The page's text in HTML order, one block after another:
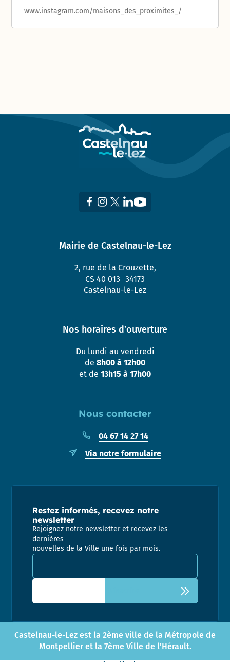
www.instagram.com/maisons_des_proximites_/
Nous contacter
04 67 14 27 14
Via notre formulaire
Mairie de Castelnau-le-Lez
2, rue de la Crouzette,
CS 40 013 34173
Castelnau-le-Lez
Nos horaires d’ouverture
Du lundi au vendredi
de 8h00 à 12h00
et de 13h15 à 17h00
Restez informés, recevez notre
newsletter
Rejoignez notre newsletter et recevez les
dernières
nouvelles de la Ville une fois par mois.
Adresse email pour la newsletter
Castelnau-le-Lez est la 2ème ville de la Métropole de
Montpellier et la 7ème Ville de l’Hérault.